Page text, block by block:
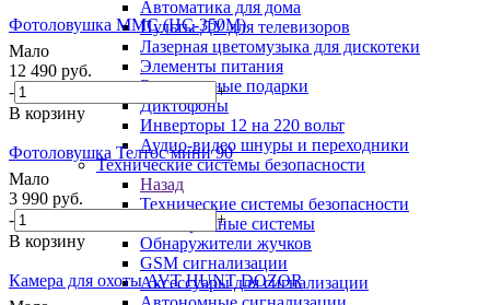
Автоматика для дома
Пульты ДУ для телевизоров
Лазерная цветомузыка для дискотеки
Элементы питания
Электронные подарки
Диктофоны
Инверторы 12 на 220 вольт
Аудио-видео шнуры и переходники
Технические системы безопасности
Назад
Технические системы безопасности
Антикражные системы
Обнаружители жучков
GSM сигнализации
Аксессуары для сигнализации
Фотоловушка ММС (HC-350M)
Мало
12 490 руб.
-
+
В корзину
Фотоловушка Телтос мини 90
Мало
3 990 руб.
-
+
В корзину
Камера для охоты AVT HUNT DOZOR